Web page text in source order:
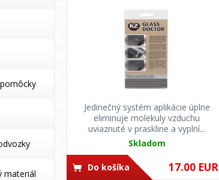
materiál
Jedinečný systém aplikácie úplne
eliminuje molekuly vzduchu
uviaznuté v praskline a vyplní...
Skladom
17.00 EUR
Do košíka